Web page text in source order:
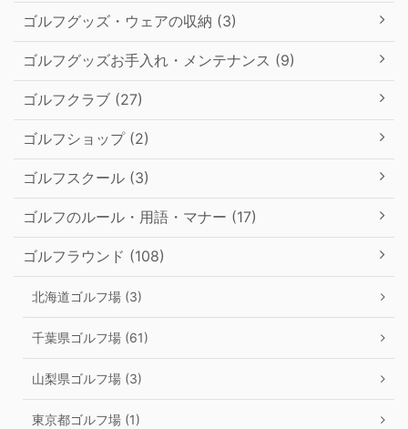
ゴルフグッズ・ウェアの収納 (3)
ゴルフグッズお手入れ・メンテナンス (9)
ゴルフクラブ (27)
ゴルフショップ (2)
ゴルフスクール (3)
ゴルフのルール・用語・マナー (17)
ゴルフラウンド (108)
北海道ゴルフ場 (3)
千葉県ゴルフ場 (61)
山梨県ゴルフ場 (3)
東京都ゴルフ場 (1)